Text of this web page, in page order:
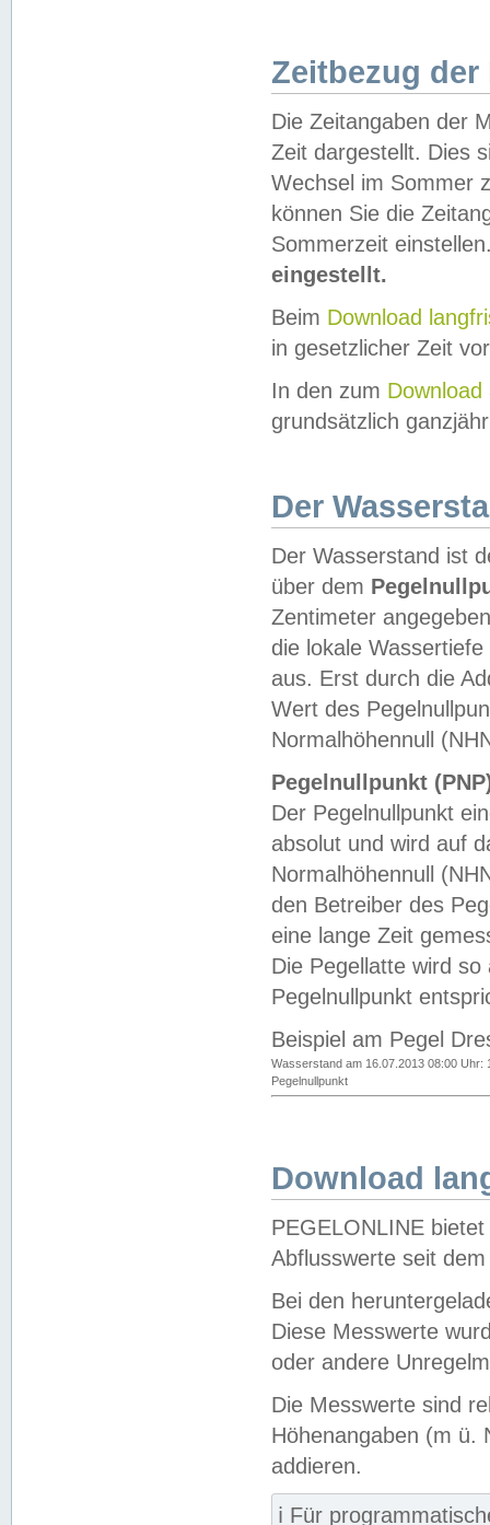
Zeitbezug der
Die Zeitangaben der
Zeit dargestellt. Dies
Wechsel im Sommer
können Sie die
Sommerzeit
eingestellt.
Beim Download
in gesetzlicher Zeit
In den zum Download
grundsätzlich
Der
Der Wasserstand ist
über dem
Zentimeter
die lokale
aus. Erst durch die
Wert des
Normalhöhennull
Pegelnullpunkt
Der Pegelnullpunkt
absolut und wird auf
Normalhöhennull
den Betreiber des
eine lange Zeit
Die Pegellatte wird
Pegelnullpunkt
Beispiel am Pegel
Wasserstand am 16.07.2013 08:00 Uhr:
Pegelnullpunkt
Download
PEGELONLINE
Abflusswerte seit
Bei den
Diese Messwerte
oder andere
Die Messwerte sind
Höhenangaben (m ü.
addieren.
ℹ️ Für